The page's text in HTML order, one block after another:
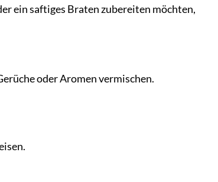
ein saftiges Braten zubereiten möchten,
oder Aromen vermischen.